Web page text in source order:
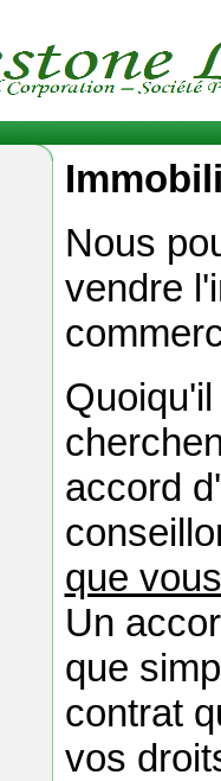
Nous
vendre
accord
que
Un
que
contrat
vos